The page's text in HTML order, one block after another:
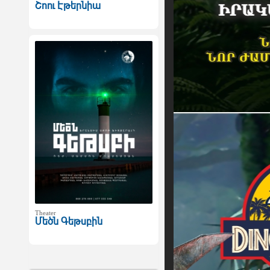
Շոու Էթերնիա
Theater
Մեծն Գեթսբին